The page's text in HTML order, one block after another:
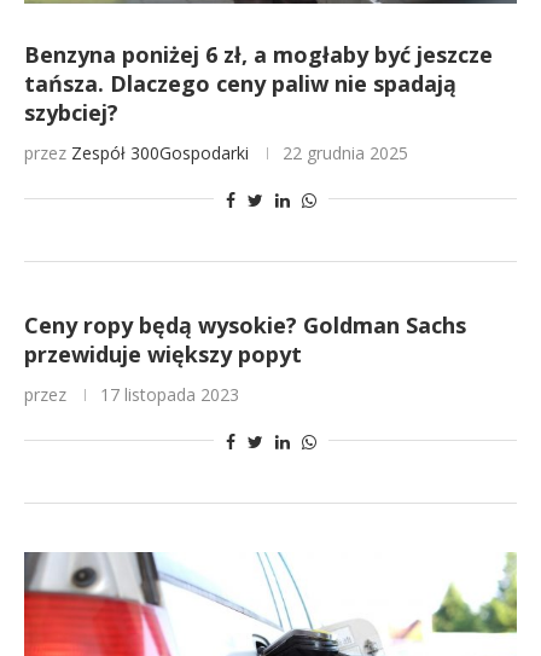
Benzyna poniżej 6 zł, a mogłaby być jeszcze
tańsza. Dlaczego ceny paliw nie spadają
szybciej?
przez Zespół 300Gospodarki 22 grudnia 2025
Ceny ropy będą wysokie? Goldman Sachs
przewiduje większy popyt
przez 17 listopada 2023